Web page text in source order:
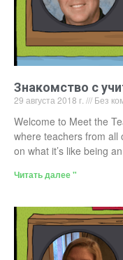
Знакомство с
29 августа 2018 г. Без
Welcome to Meet the
where teachers from all
on what it’s like being an
Читать далее "